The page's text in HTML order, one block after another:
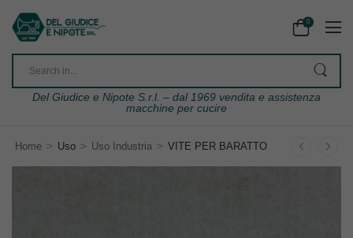
0
Del Giudice e Nipote S.r.l. – dal 1969 vendita e assistenza
macchine per cucire
Home > Uso > Uso Industria > VITE PER BARATTO